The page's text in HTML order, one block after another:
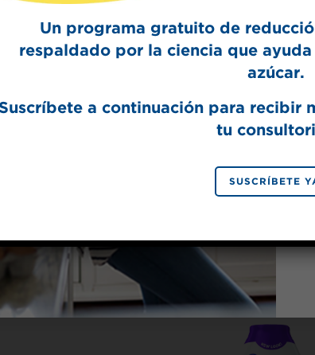
Productos
Un programa gratuito de
respaldado por la ciencia que
azúcar.
Suscríbete a continuación para recibir
tu
SUSCRÍBETE